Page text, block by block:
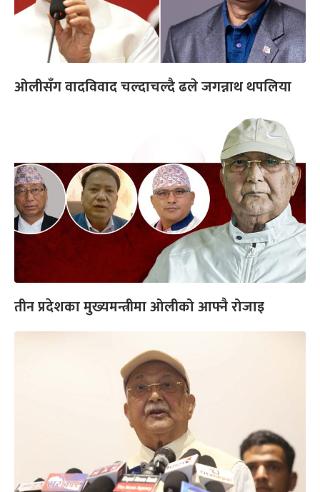
ओलीसँग वादविवाद चल्दाचल्दै ढले जगन्नाथ थपलिया
तीन प्रदेशका मुख्यमन्त्रीमा ओलीको आफ्नै रोजाइ